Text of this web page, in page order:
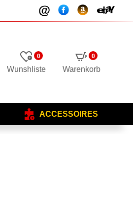
Wunshliste
0
Warenkorb
0
ACCESSOIRES